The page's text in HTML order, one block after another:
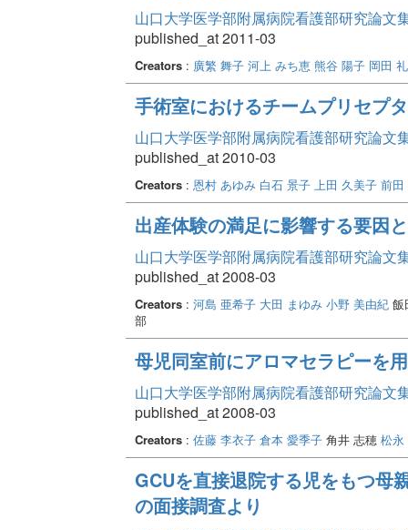
山口大学医学部附属病院看護部研究論文
published_at 2011-03
Creators: 廣繁 舞子 河上 みち恵 熊谷 陽子 岡田
手術室におけるチームプリセプ
山口大学医学部附属病院看護部研究論文
published_at 2010-03
Creators: 恩村 あゆみ 白石 景子 上田 久美子 前田
出産体験の満足に影響する要因
山口大学医学部附属病院看護部研究論文
published_at 2008-03
Creators: 河島 亜希子 大田 まゆみ 小野 美由紀飯
部
母児同室前にアロマセラピーを
山口大学医学部附属病院看護部研究論文
published_at 2008-03
Creators: 佐藤 李衣子 倉本 愛季子角井 志穂 松永
GCUを直接退院する児をもつ母
の面接調査より